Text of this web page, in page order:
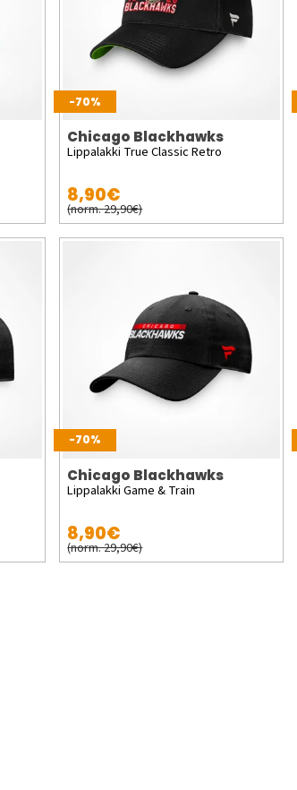
-70%
Chicago Blackhawks
Lippalakki True Classic Retro
8,90€
(norm. 29,90€)
-70%
Chicago Blackhawks
Lippalakki Game & Train
8,90€
(norm. 29,90€)